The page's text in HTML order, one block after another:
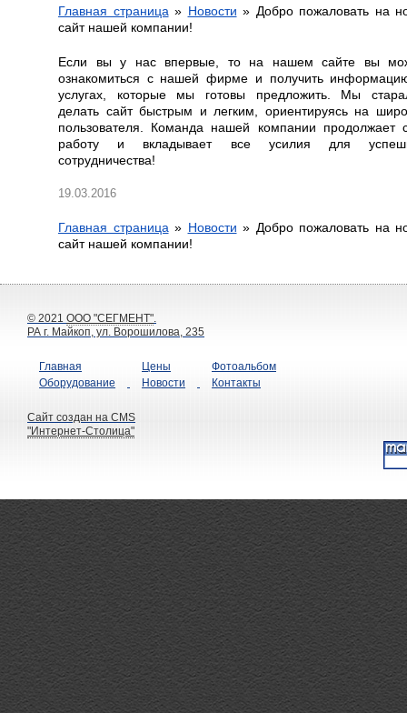
Главная страница » Новости » Добро пожаловать на
сайт нашей компании!
Если вы у нас впервые, то на нашем сайте вы
ознакомиться с нашей фирме и получить
услугах, которые мы готовы предложить. Мы
делать сайт быстрым и легким, ориентируясь на
пользователя. Команда нашей компании продолжает
работу и вкладывает все усилия для
сотрудничества!
19.03.2016
Главная страница » Новости » Добро пожаловать на
сайт нашей компании!
© 2021 ООО "СЕГМЕНТ".
РА г. Майкоп, ул. Ворошилова, 235
Главная
Оборудование
Цены
Новости
Фотоальбом
Контакты
Сайт создан на CMS
"Интернет-Столица"